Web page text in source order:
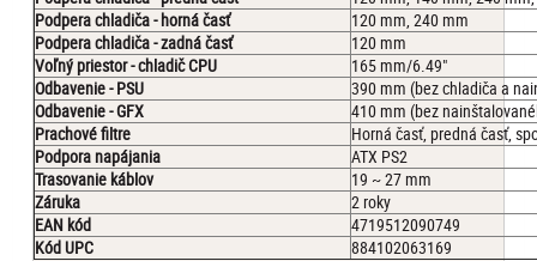
Podpera chladiča - horná časť
120 mm, 240 mm
Podpera chladiča - zadná časť
120 mm
Voľný priestor - chladič CPU
165 mm/6.49"
Odbavenie - PSU
390 mm (bez chladiča a
Odbavenie - GFX
410 mm (bez
Prachové filtre
Horná časť, predná časť,
Podpora napájania
ATX PS2
Trasovanie káblov
19 ~ 27 mm
Záruka
2 roky
EAN kód
4719512090749
Kód UPC
884102063169